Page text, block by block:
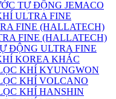
TỰ ĐỘNG JEMACO
ULTRA FINE
FINE (HALLATECH)
FINE (HALLATECH)
ĐỘNG ULTRA FINE
KOREA KHÁC
KHÍ KYUNGWON
KHÍ VOLCANO
KHÍ HANSHIN